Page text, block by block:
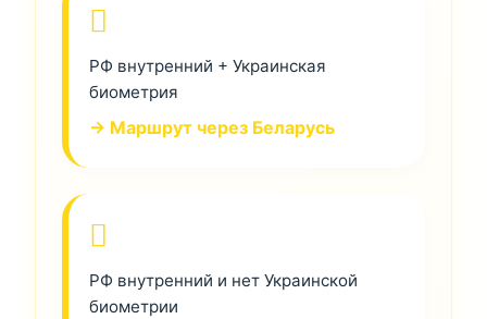
РФ внутренний + Украинская
биометрия
→ Маршрут через Беларусь
РФ внутренний и нет Украинской
биометрии